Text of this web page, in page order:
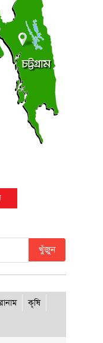
৩০টি
হাতে
খুঁজুন
কৃষি